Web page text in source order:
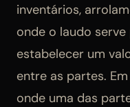
inventários,
onde o laudo
estabelecer um
entre as partes.
onde uma das